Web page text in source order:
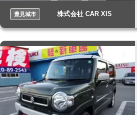
豊見城市 株式会社 CAR XIS